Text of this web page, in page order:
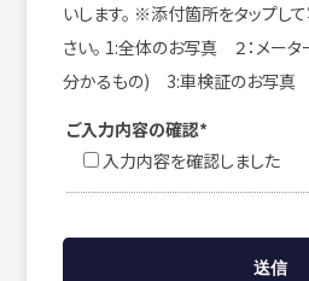
いします。 ※添付箇所をタップし
さい。 1:全体のお写真 ２：メー
分かるもの) 3:車検証のお写真
ご入力内容の確認*
入力内容を確認しました